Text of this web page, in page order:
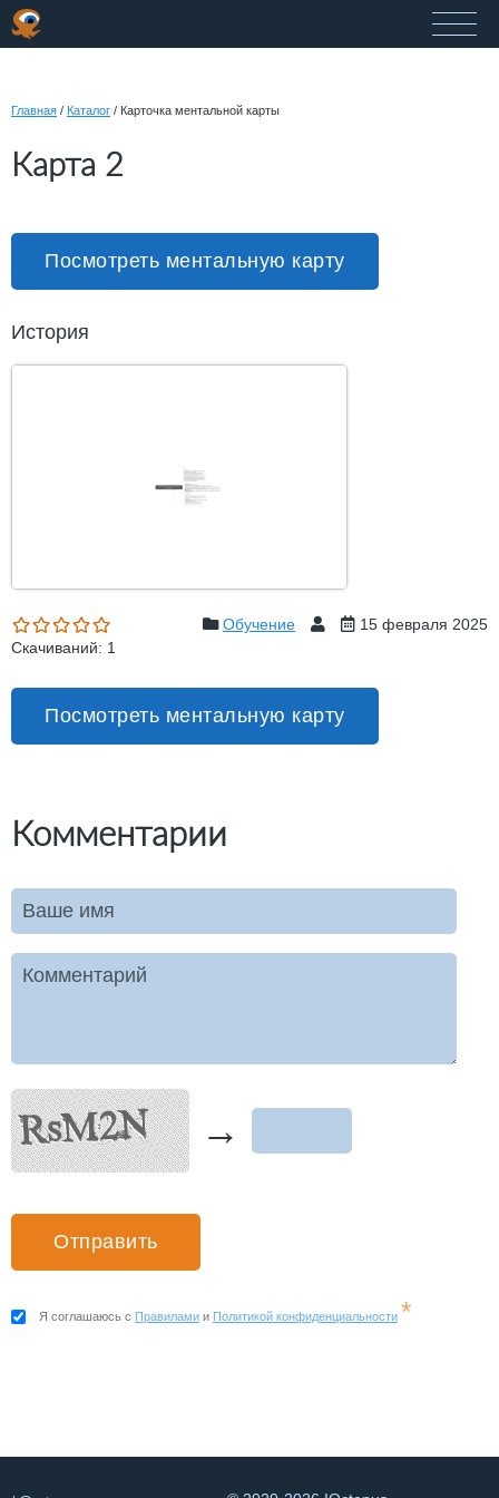
Главная / Каталог / Карточка ментальной карты
Карта 2
Посмотреть ментальную карту
История
Скачиваний: 1
Обучение 15 февраля 2025
Посмотреть ментальную карту
Комментарии
Ваше имя
Комментарий
→
Я соглашаюсь с Правилами и Политикой конфиденциальности *